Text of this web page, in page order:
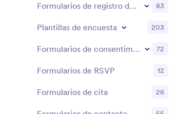
Formularios de registro de reservas 83
Plantillas de encuesta 203
Formularios de consentimiento 72
Formularios de RSVP 12
Formularios de cita 26